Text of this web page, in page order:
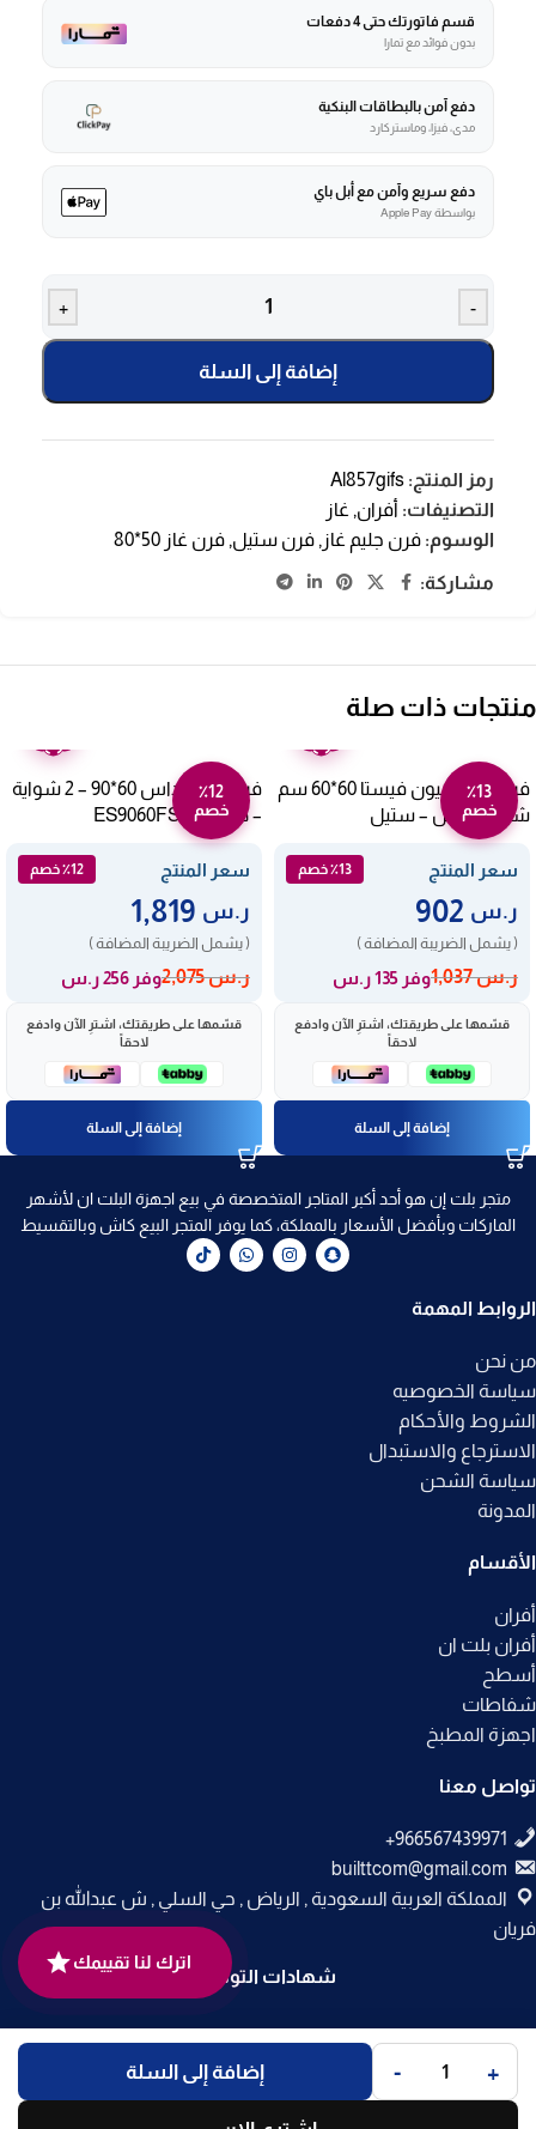
قسم فاتورتك حتى 4 دفعات
بدون فوائد مع تمارا
دفع آمن بالبطاقات البنكية
مدى، فيزا، وماستركارد
دفع سريع وآمن مع أبل باي
بواسطة Apple Pay
-
+
إضافة إلى السلة
رمز المنتج: Al857gifs
التصنيفات: أفران, غاز
الوسوم: فرن جليم غاز , فرن ستيل, فرن غاز 50*80
مشاركة:
منتجات ذات صلة
٪13
خصم
فرن غاز 4 عيون فيستا 60*60 سم
شبك عريض – ستيل
FT6402GFZW
سعر المنتج
٪13 خصم
ر.س
( يشمل الضريبة المضافة )
ر.س1,037 وفر 135 ر.س
قسّمها على طريقتك، اشترِ الآن وادفع
لاحقاً
إضافة إلى السلة
٪12
خصم
فرن غاز ارنداس 60*90 – 2 شواية
– ديجيتالES9060FSH
سعر المنتج ٪12 خصم
ر.س
( يشمل الضريبة المضافة )
ر.س2,075 وفر 256 ر.س
قسّمها على طريقتك، اشترِ الآن وادفع
لاحقاً
إضافة إلى السلة
متجر بلت إن هو أحد أكبر المتاجر المتخصصة في بيع اجهزة البلت ان لأشهر
الماركات وبأفضل الأسعار بالمملكة، كما يوفر المتجر البيع كاش وبالتقسيط
الروابط المهمة
من نحن
سياسة الخصوصيه
الشروط والأحكام
الاسترجاع والاستبدال
سياسة الشحن
المدونة
الأقسام
أفران
أفران بلت ان
أسطح
شفاطات
اجهزة المطبخ
تواصل معنا
builttcom@gmail.com
المملكة العربية السعودية , الرياض , حي السلي , ش عبدالله بن
فريان
شهادات التوثيق
جميع الحقوق محفوظة لـمتجر بلت إن© 2025.
تم التطوير بواسطةCode Times
. +
- إضافة إلى السلة
اترك لنا تقييمك